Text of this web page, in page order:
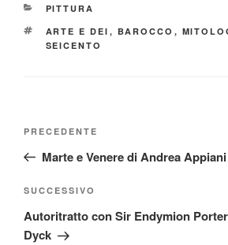
CATEGORIE
PITTURA
TAG
ARTE E DEI , BAROCCO ,
SEICENTO
Articolo
precedente:
PRECEDENTE
Marte e Venere di Andrea Appiani
Articolo
successivo
SUCCESSIVO
Autoritratto con Sir Endymion
Dyck